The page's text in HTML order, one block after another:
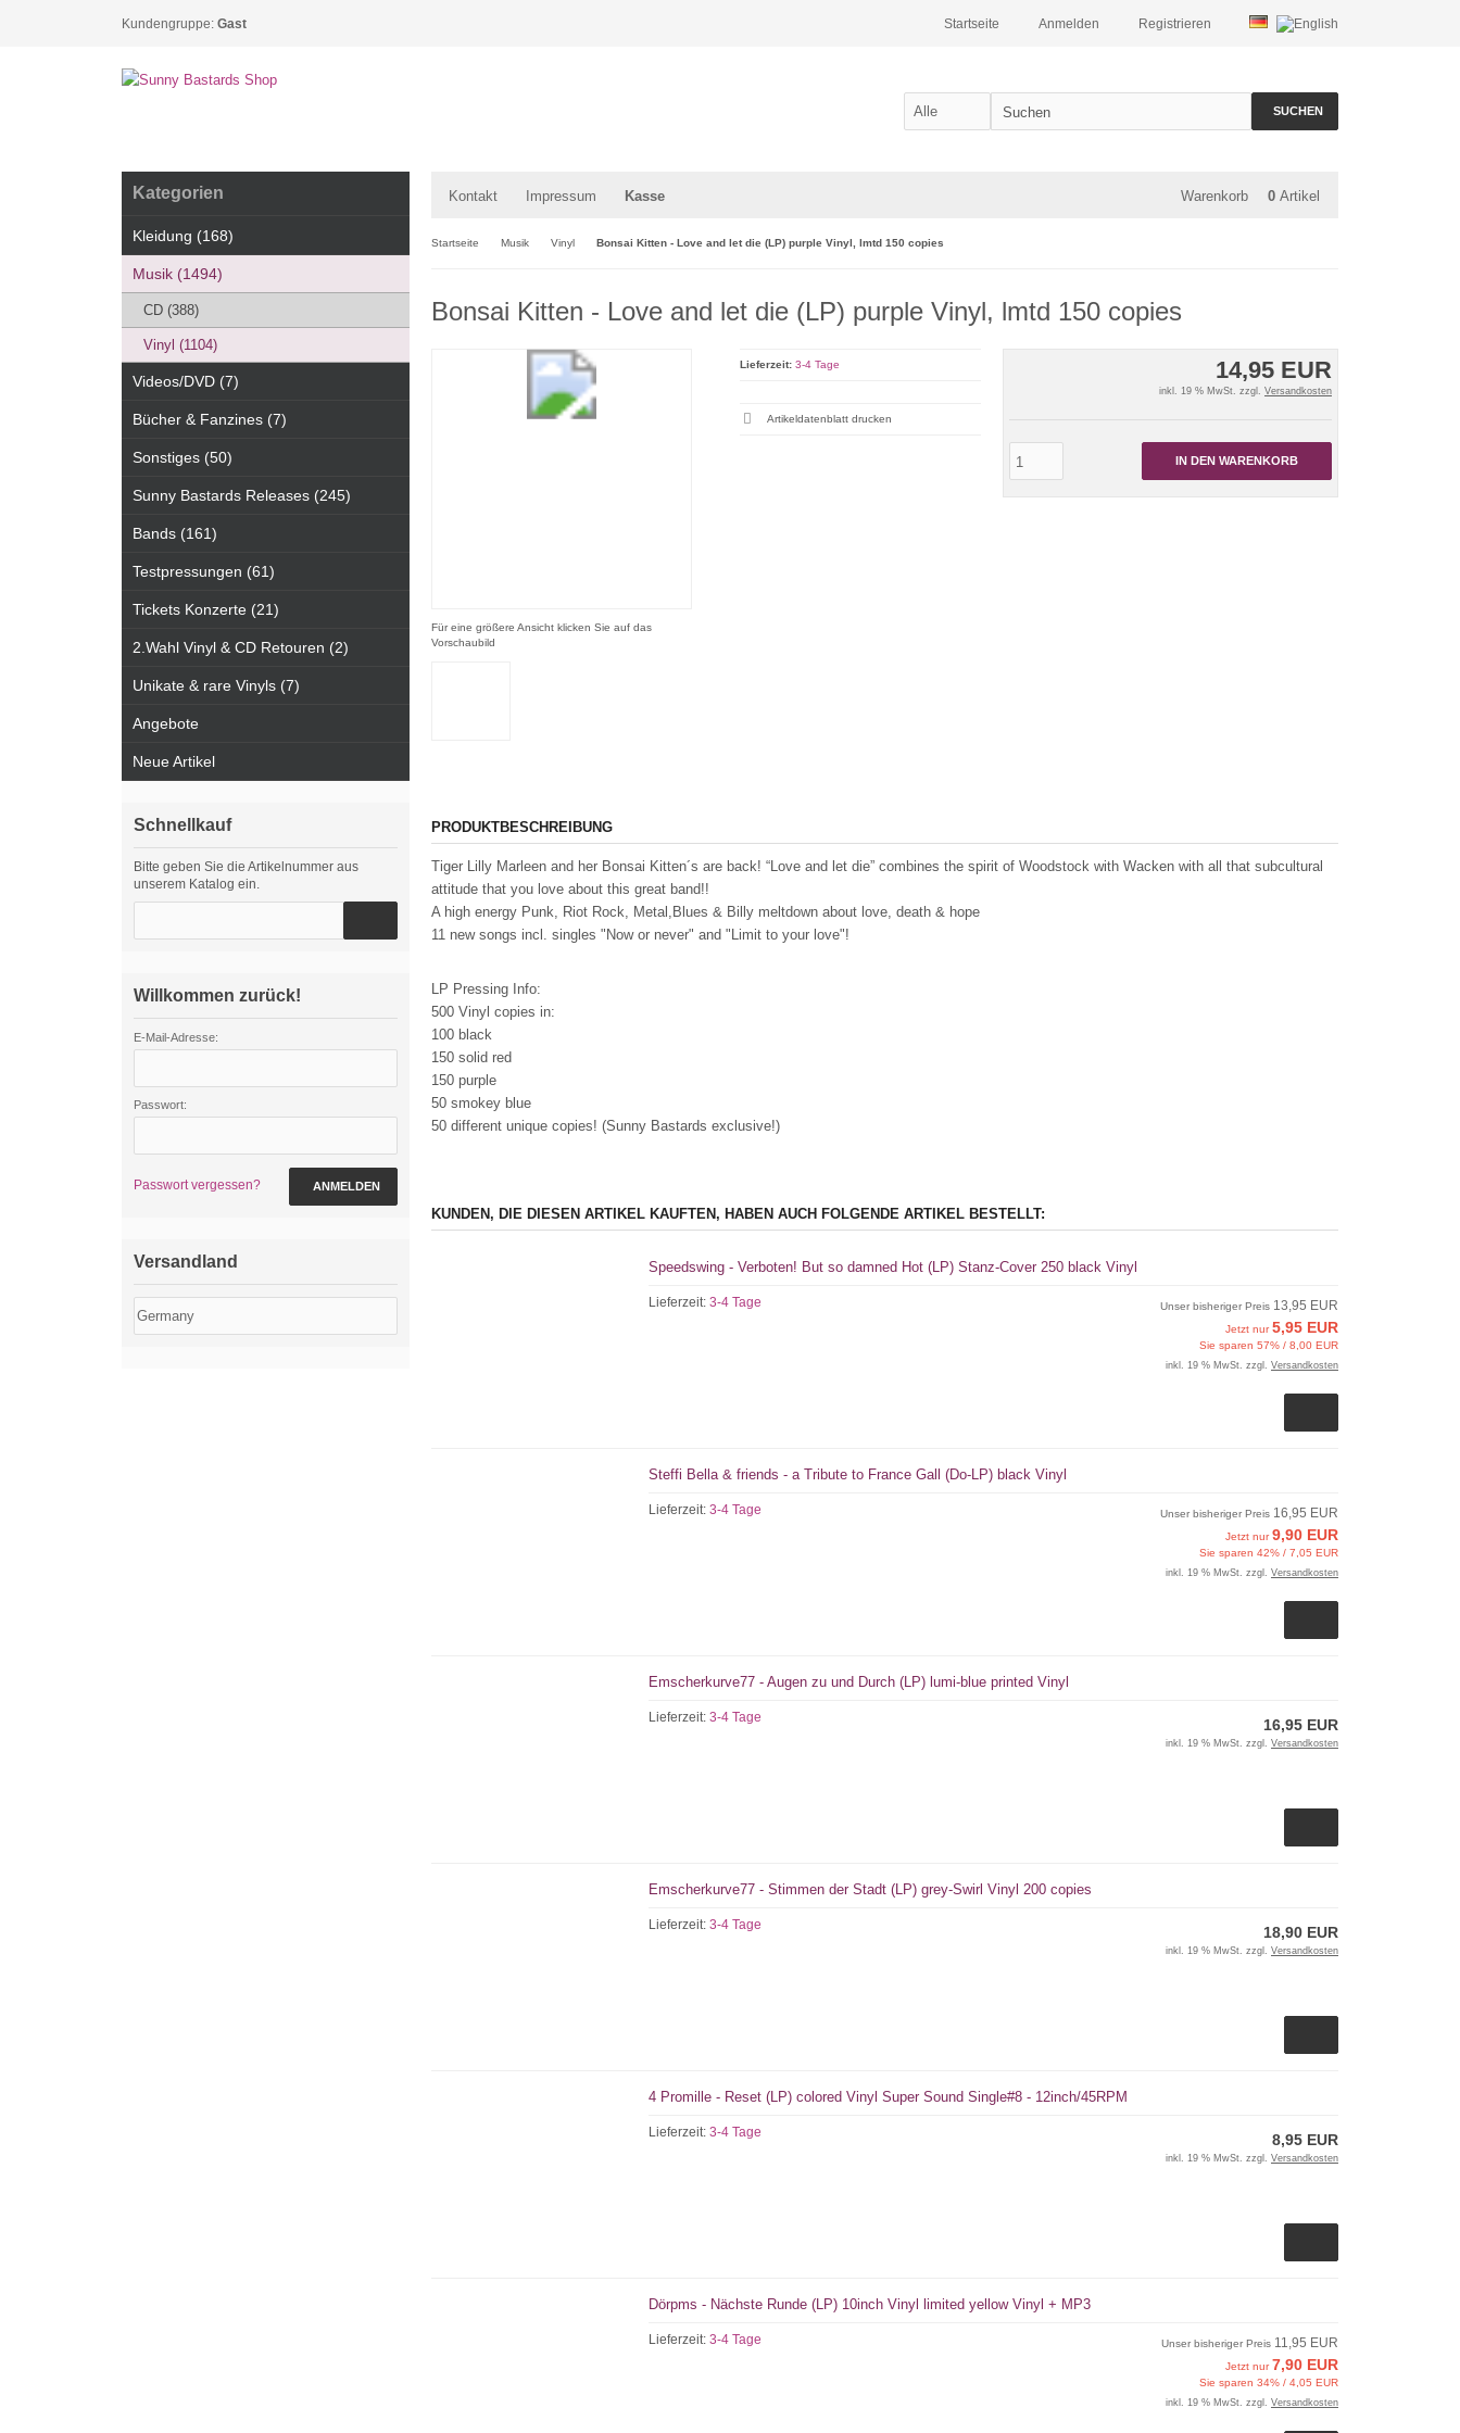
Kundengruppe: Gast Registrieren
Anmelden
Startseite
SUCHEN
Kontakt Impressum Kasse Warenkorb 0 Artikel
Startseite Musik Vinyl Bonsai Kitten - Love and let die (LP) purple Vinyl, lmtd 150 copies
Bonsai Kitten - Love and let die (LP) purple Vinyl, lmtd 150 copies
Für eine größere Ansicht klicken Sie auf das
Vorschaubild
14,95 EUR
inkl. 19 % MwSt. zzgl. Versandkosten
IN DEN WARENKORB
Lieferzeit: 3-4 Tage
Artikeldatenblatt drucken
PRODUKTBESCHREIBUNG
Tiger Lilly Marleen and her Bonsai Kitten´s are back! “Love and let die” combines the spirit of Woodstock with Wacken with all that subcultural
attitude that you love about this great band!!
A high energy Punk, Riot Rock, Metal,Blues & Billy meltdown about love, death & hope
11 new songs incl. singles "Now or never" and "Limit to your love"!
LP Pressing Info:
500 Vinyl copies in:
100 black
150 solid red
150 purple
50 smokey blue
50 different unique copies! (Sunny Bastards exclusive!)
KUNDEN, DIE DIESEN ARTIKEL KAUFTEN, HABEN AUCH FOLGENDE ARTIKEL BESTELLT:
Speedswing - Verboten! But so damned Hot (LP) Stanz-Cover 250 black Vinyl
Lieferzeit:3-4 Tage Unser bisheriger Preis 13,95 EUR
Jetzt nur5,95 EUR
Sie sparen 57% / 8,00 EUR
inkl. 19 % MwSt. zzgl. Versandkosten
Steffi Bella & friends - a Tribute to France Gall (Do-LP) black Vinyl
Lieferzeit:3-4 Tage Unser bisheriger Preis 16,95 EUR
Jetzt nur9,90 EUR
Sie sparen 42% / 7,05 EUR
inkl. 19 % MwSt. zzgl. Versandkosten
Emscherkurve77 - Augen zu und Durch (LP) lumi-blue printed Vinyl
Lieferzeit:3-4 Tage 16,95 EUR
inkl. 19 % MwSt. zzgl. Versandkosten
Emscherkurve77 - Stimmen der Stadt (LP) grey-Swirl Vinyl 200 copies
Lieferzeit:3-4 Tage 18,90 EUR
inkl. 19 % MwSt. zzgl. Versandkosten
4 Promille - Reset (LP) colored Vinyl Super Sound Single#8 - 12inch/45RPM
Lieferzeit:3-4 Tage 8,95 EUR
inkl. 19 % MwSt. zzgl. Versandkosten
Dörpms - Nächste Runde (LP) 10inch Vinyl limited yellow Vinyl + MP3
Lieferzeit:3-4 Tage Unser bisheriger Preis 11,95 EUR
Jetzt nur7,90 EUR
Sie sparen 34% / 4,05 EUR
inkl. 19 % MwSt. zzgl. Versandkosten
Kategorien
Kleidung (168)
Musik (1494)
CD (388)
Vinyl (1104)
Videos/DVD (7)
Bücher & Fanzines (7)
Sonstiges (50)
Sunny Bastards Releases (245)
Bands (161)
Testpressungen (61)
Tickets Konzerte (21)
2.Wahl Vinyl & CD Retouren (2)
Unikate & rare Vinyls (7)
Angebote
Neue Artikel
Schnellkauf
Bitte geben Sie die Artikelnummer aus
unserem Katalog ein.
Willkommen zurück!
E-Mail-Adresse:
Passwort:
Passwort vergessen? ANMELDEN
Versandland